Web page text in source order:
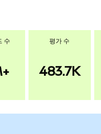
수 평가 수
483.7K